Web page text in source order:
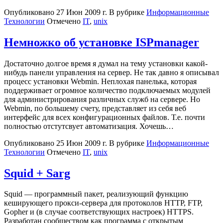
Опубликовано 27 Июн 2009 г. В рубрике Информационные
Технологии Отмечено IT, unix
Немножко об установке ISPmanager
Достаточно долгое время я думал на тему установки какой-
нибудь панели управления на сервер. Не так давно я описывал
процесс установки Webmin. Неплохая панелька, которая
поддерживает огромное количество подключаемых модулей
для администрирования различных служб на сервере. Но
Webmin, по большему счету, представляет из себя веб
интерфейс для всех конфигурационных файлов. Т.е. почти
полностью отстутсвует автоматизация. Хочешь…
Опубликовано 25 Июн 2009 г. В рубрике Информационные
Технологии Отмечено IT, unix
Squid + Sarg
Squid — программный пакет, реализующий функцию
кеширующего прокси-сервера для протоколов HTTP, FTP,
Gopher и (в случае соответствующих настроек) HTTPS.
Разработан сообществом как программа с открытым